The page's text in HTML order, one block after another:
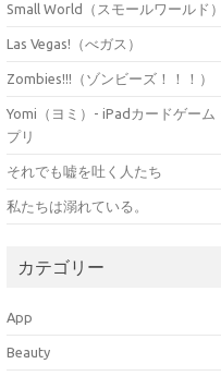
Small World（スモールワールド）
Las Vegas!（べガス）
Zombies!!!（ゾンビーズ！！！）
Yomi（ヨミ）- iPadカードゲーム
プリ
それでも嘘を吐く人たち
私たちは溺れている。
カテゴリー
App
Beauty